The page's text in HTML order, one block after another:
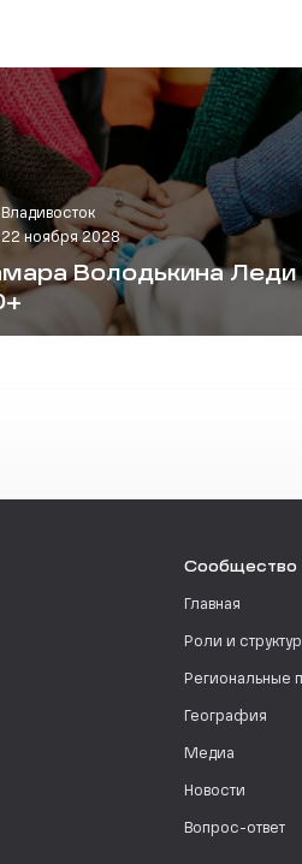
Владивосток
22 ноября 2028
Володькина Леди
Сообщество
Главная
Роли и
Региональные
География
Медиа
Новости
Вопрос-ответ